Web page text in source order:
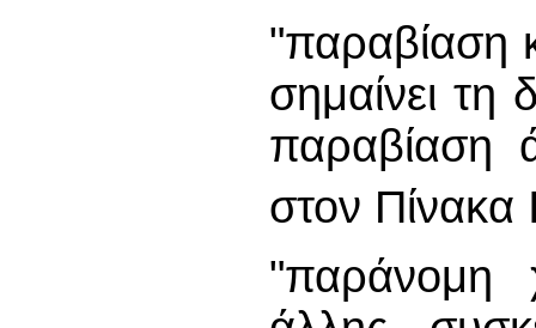
"παραβίαση
σημαίνει τη
παραβίαση
στον Πίνακα
"παράνομη